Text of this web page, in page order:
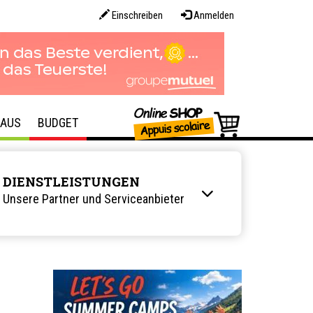
Einschreiben Anmelden
BUDGET
DIENSTLEISTUNGEN
Unsere Partner und Serviceanbieter